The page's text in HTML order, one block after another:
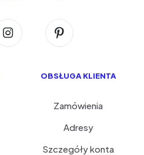
OBSŁUGA KLIENTA
Zamówienia
Adresy
Szczegóły konta